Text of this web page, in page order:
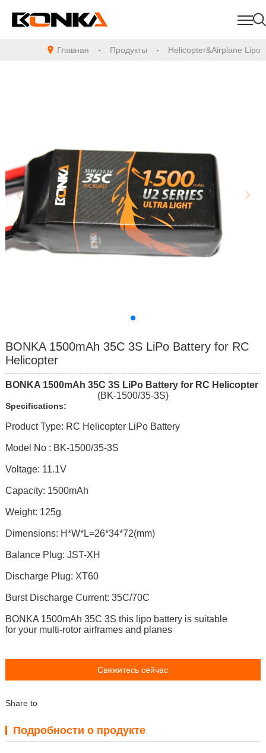
Главная - Продукты - Helicopter&Airplane Lipo
BONKA 1500mAh 35C 3S LiPo Battery for RC
Helicopter
BONKA 1500mAh 35C 3S LiPo Battery for RC Helicopter
(BK-1500/35-3S)
Specifications:
Product Type: RC Helicopter LiPo Battery
Model No : BK-1500/35-3S
Voltage: 11.1V
Capacity: 1500mAh
Weight: 125g
Dimensions: H*W*L=26*34*72(mm)
Balance Plug: JST-XH
Discharge Plug: XT60
Burst Discharge Current: 35C/70C
BONKA 1500mAh 35C 3S this lipo battery is suitable
for your multi-rotor airframes and planes
Свяжитесь сейчас
Share to
Подробности о продукте